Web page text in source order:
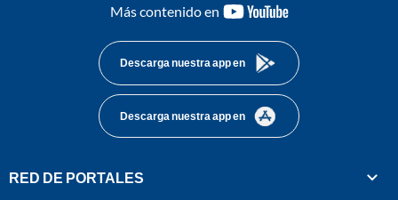
Más contenido en
youtube-
Descarga nuestra app en
Descarga nuestra app en
RED DE PORTALES